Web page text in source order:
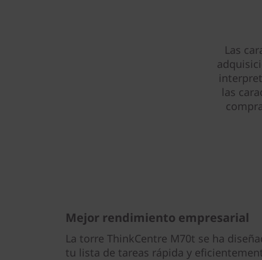
Las
las
Mejor rendimiento empresarial
La torre ThinkCentre M70t se ha
tu lista de tareas rápida y